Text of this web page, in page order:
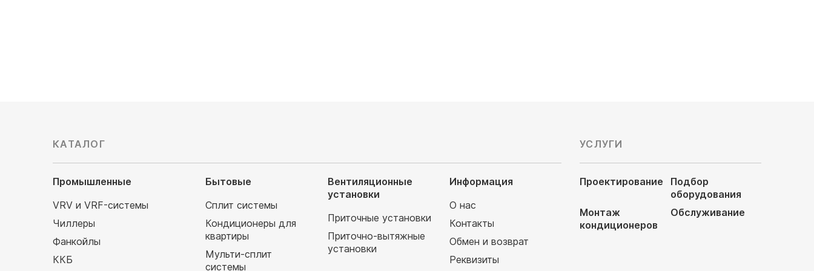
КАТАЛОГ
Промышленные
VRV и VRF-системы
Чиллеры
Фанкойлы
ККБ
Бытовые
Сплит системы
Кондиционеры для
квартиры
Мульти-сплит
системы
Вентиляционные
установки
Приточные установки
Приточно-вытяжные
установки
Информация
О нас
Контакты
Обмен и возврат
Реквизиты
УСЛУГИ
Проектирование
Подбор
оборудования
Монтаж
кондиционеров
Обслуживание